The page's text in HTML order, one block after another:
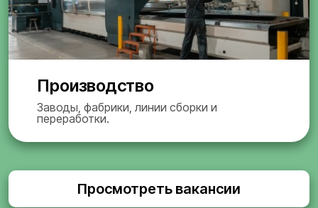
Производство
Заводы, фабрики, линии сборки и
переработки.
Просмотреть вакансии